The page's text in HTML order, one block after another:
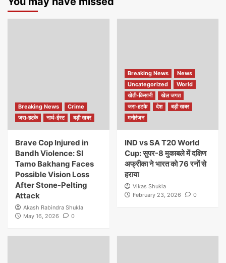
Breaking News
Crime
जरा-हटके
नार्थ-ईस्ट बड़ी खबर
Brave Cop Injured in
Bandh Violence: SI
Tamo Bakhang Faces
Possible Vision Loss
After Stone-Pelting
Attack
Akash Rabindra Shukla
May 16, 2026
0
Breaking News
News
Uncategorized
World
खेती-किसानी
खेल जगत
जरा-हटके
देश
बड़ी खबर
मनोरंजन
IND vs SA T20 World
Cup: सुपर-8 मुकाबले में दक्षिण
अफ्रीका ने भारत को 76 रनों से
हराया
Vikas Shukla
February 23, 2026
0